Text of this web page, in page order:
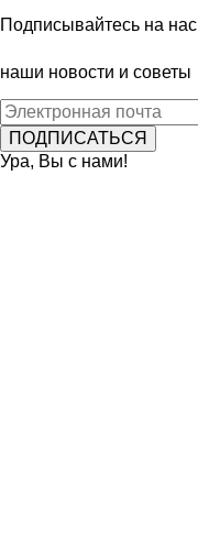
Подписывайтесь на нас
наши новости и советы
Ура, Вы с нами!